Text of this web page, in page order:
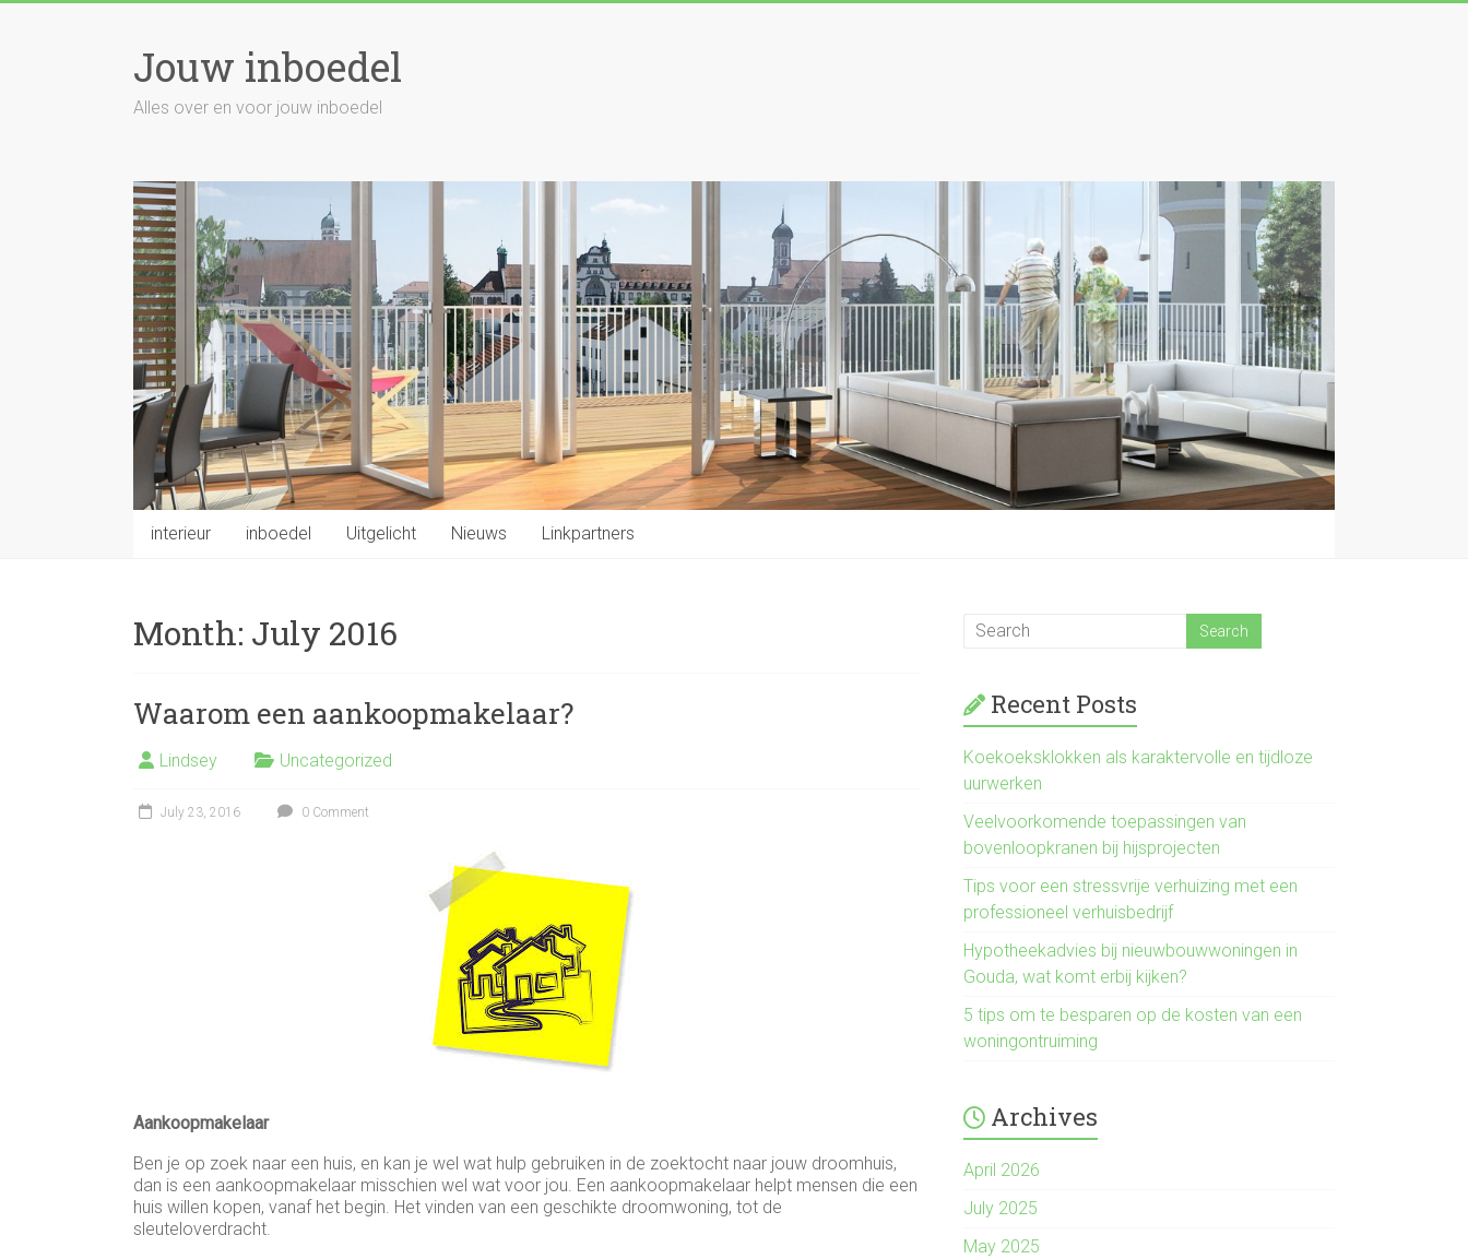
Jouw inboedel
Alles over en voor jouw inboedel
interieur inboedel Uitgelicht Nieuws Linkpartners
Month: July 2016
Waarom een aankoopmakelaar?
Lindsey Uncategorized
July 23, 2016 0 Comment
Aankoopmakelaar
Ben je op zoek naar een huis, en kan je wel wat hulp gebruiken in de zoektocht naar jouw droomhuis,
dan is een aankoopmakelaar misschien wel wat voor jou. Een aankoopmakelaar helpt mensen die een
huis willen kopen, vanaf het begin. Het vinden van een geschikte droomwoning, tot de
sleuteloverdracht.
Recent Posts
Koekoeksklokken als karaktervolle en tijdloze
uurwerken
Veelvoorkomende toepassingen van
bovenloopkranen bij hijsprojecten
Tips voor een stressvrije verhuizing met een
professioneel verhuisbedrijf
Hypotheekadvies bij nieuwbouwwoningen in
Gouda, wat komt erbij kijken?
5 tips om te besparen op de kosten van een
woningontruiming
Archives
April 2026
July 2025
May 2025